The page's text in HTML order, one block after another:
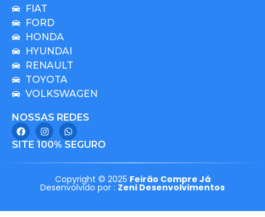
FIAT
FORD
HONDA
HYUNDAI
RENAULT
TOYOTA
VOLKSWAGEN
NOSSAS REDES
SITE 100% SEGURO
Copyright © 2025 Feirão Compre Já
Desenvolvido por : Zeni Desenvolvimentos